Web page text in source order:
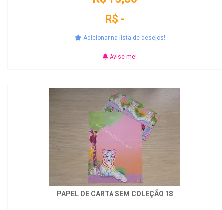
R$ -
Adicionar na lista de desejos!
Avise-me!
PAPEL DE CARTA SEM COLEÇÃO 18